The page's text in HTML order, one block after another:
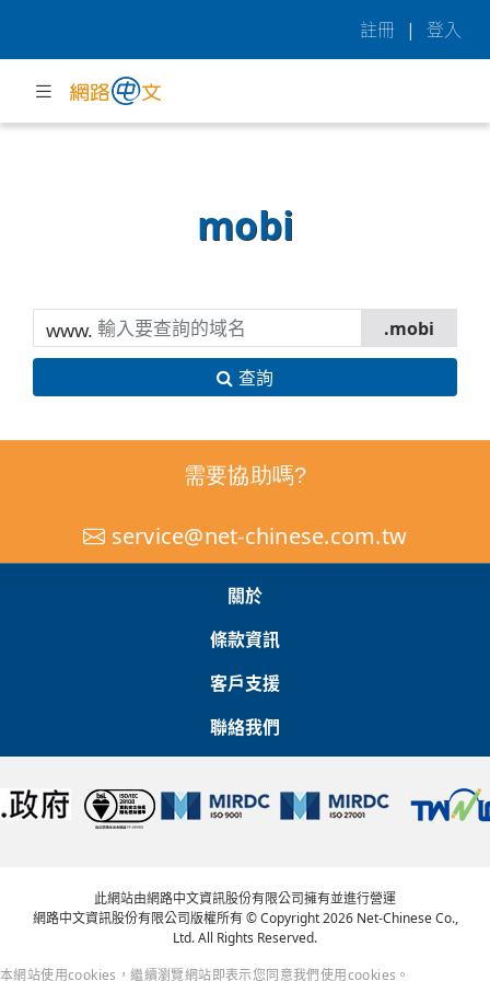
註冊 | 登入
mobi
www.
查詢
需要協助嗎?
service@net-chinese.com.tw
關於
條款資訊
客戶支援
聯絡我們
此網站由網路中文資訊股份有限公司擁有並進行營運
網路中文資訊股份有限公司版權所有 © Copyright 2026 Net-Chinese Co.,
Ltd. All Rights Reserved.
本網站使用cookies，繼續瀏覽網站即表示您同意我們使用cookies。